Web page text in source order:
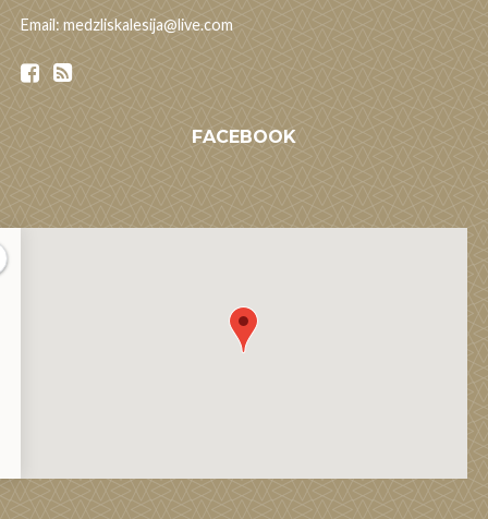
Email: medzliskalesija@live.com
FACEBOOK